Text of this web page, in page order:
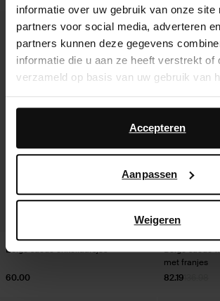
informatie over uw gebruik van onze site
partners voor social media, adverteren
partners kunnen deze gegevens
informatie die u aan ze heeft verstrekt of
verzameld op basis van uw gebruik van
Daarnaast werken wij samen met
advertentie- en meetdoeleinden. Meer
hoe Google uw persoonsgegevens
Accepteren
Aanpassen
Weigeren
Beige suède enkellaarsjes
60.00
- 62%
Beige suède
met franjes
82.19
- 40%